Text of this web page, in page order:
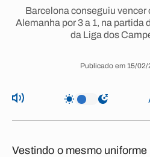
Barcelona conseguiu vencer
Alemanha por 3 a 1, na partida
da Liga dos
Publicado em 15/02/
Vestindo o mesmo